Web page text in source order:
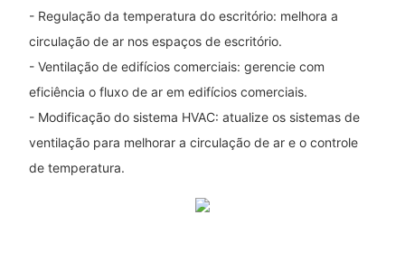
- Regulação da temperatura do escritório: melhora a
circulação de ar nos espaços de escritório.
- Ventilação de edifícios comerciais: gerencie com
eficiência o fluxo de ar em edifícios comerciais.
- Modificação do sistema HVAC: atualize os sistemas de
ventilação para melhorar a circulação de ar e o controle
de temperatura.